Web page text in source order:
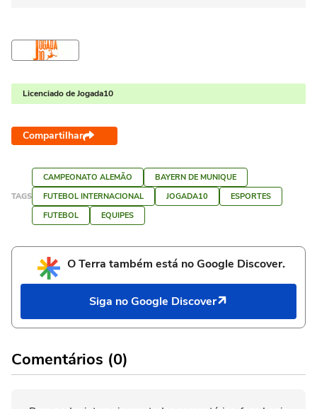
Licenciado de Jogada10
Compartilhar
TAGS
CAMPEONATO ALEMÃO
BAYERN DE MUNIQUE
FUTEBOL INTERNACIONAL
JOGADA10
ESPORTES
FUTEBOL
EQUIPES
O Terra também está no Google Discover.
Siga no Google Discover
Comentários (0)